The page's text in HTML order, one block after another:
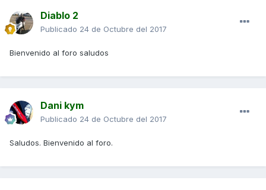
Diablo 2
Publicado 24 de Octubre del 2017
Bienvenido al foro saludos
Dani kym
Publicado 24 de Octubre del 2017
Saludos. Bienvenido al foro.